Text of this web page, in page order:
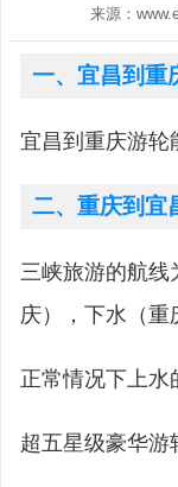
来源：
一、宜昌到重
宜昌到重庆游轮
二、重庆到宜
三峡旅游的航线
庆），下水（重
正常情况下上水
超五星级豪华游